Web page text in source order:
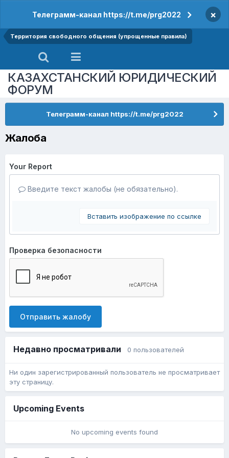
Телеграмм-канал https://t.me/prg2022 ×
Территория свободного общения (упрощенные правила)
КАЗАХСТАНСКИЙ ЮРИДИЧЕСКИЙ
ФОРУМ
Телеграмм-канал https://t.me/prg2022
Жалоба
Your Report
Введите текст жалобы (не обязательно).
Вставить изображение по ссылке
Проверка безопасности
Отправить жалобу
Недавно просматривали 0 пользователей
Ни один зарегистрированный пользователь не просматривает
эту страницу.
Upcoming Events
No upcoming events found